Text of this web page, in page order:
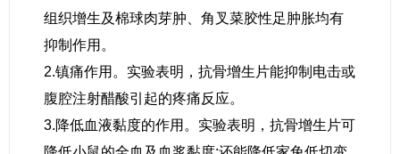
组织增生及棉球肉芽肿、角叉菜胶性足肿胀均有
抑制作用。
2.镇痛作用。实验表明，抗骨增生片能抑制电击或
腹腔注射醋酸引起的疼痛反应。
3.降低血液黏度的作用。实验表明，抗骨增生片可